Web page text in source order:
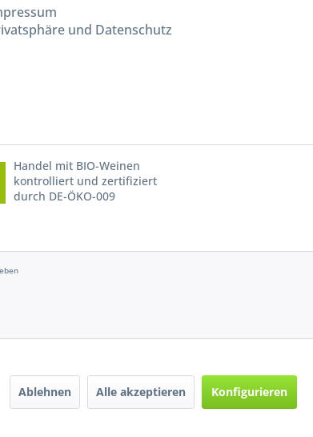
und Datenschutz
Handel mit BIO-Weinen
kontrolliert und zertifiziert
durch DE-ÖKO-009
Ablehnen Alle akzeptieren Konfigurieren